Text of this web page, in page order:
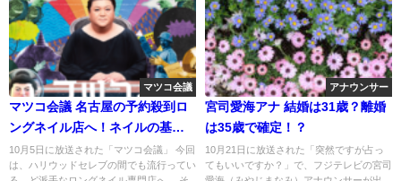
マツコ会議
マツコ会議 名古屋の予約殺到ロ
ングネイル店へ！ネイルの基準
はIKKO
10月5日に放送された「マツコ会議」 今回
は、ハリウッドセレブの間でも流行ってい
アナウンサー
宮司愛海アナ 結婚は31歳？離婚
は35歳で確定！？
10月21日に放送された「突然ですが占っ
てもいいですか？」で、フジテレビの宮司